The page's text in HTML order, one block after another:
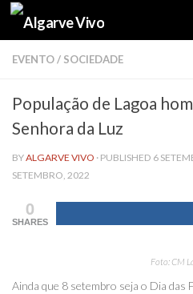
Skip to content
EVENTO/ SOCIEDADE
População de Lagoa
Senhora da Luz
BYALGARVE VIVO · PUBLISHED 6
SETEMBRO, 2022
0
SHARES
Foto: CM
Ainda que 8 setembro seja o Dia das